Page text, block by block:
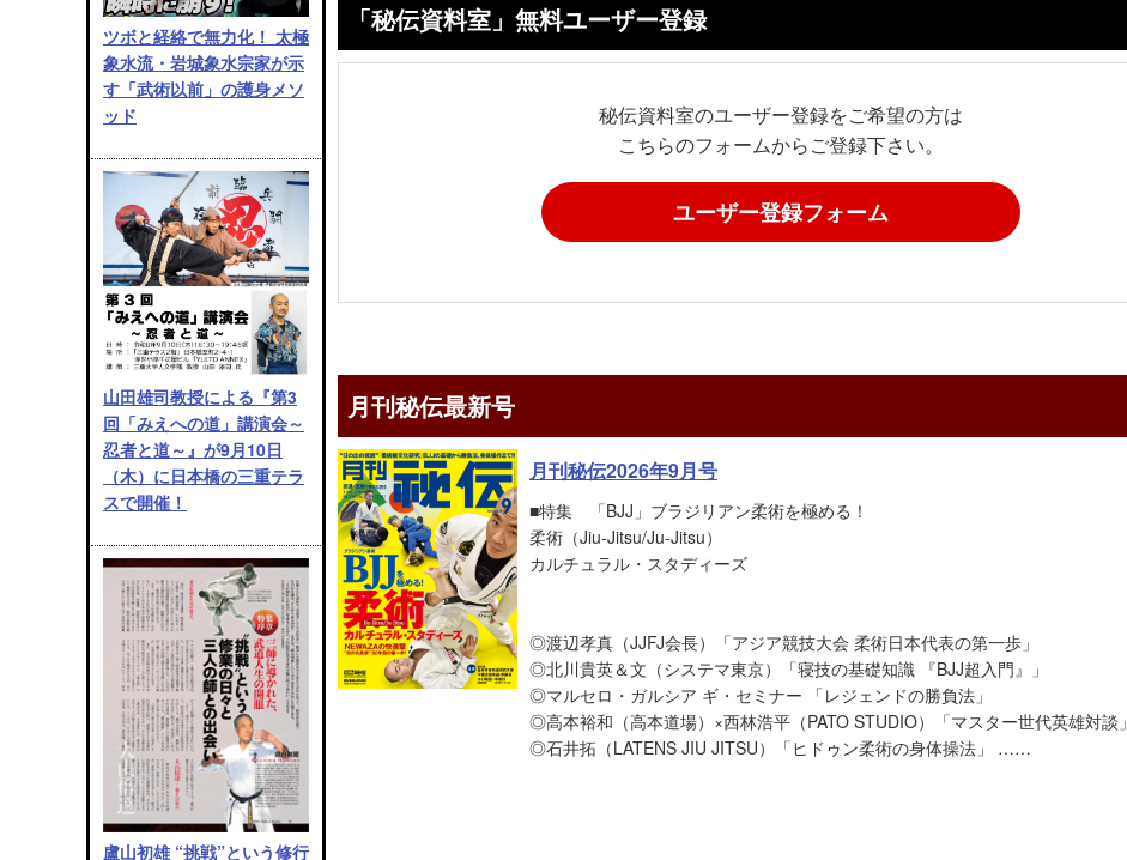
ツボと経絡で無力化！ 太極
象水流・岩城象水宗家が示
す「武術以前」の護身メソ
ッド
山田雄司教授による『第3
回「みえへの道」講演会～
忍者と道～』が9月10日
（木）に日本橋の三重テラ
スで開催！
盧山初雄 “挑戦”という修行
「秘伝資料室」無料ユーザー登録
秘伝資料室のユーザー登録をご希望の方は
こちらのフォームからご登録下さい。
ユーザー登録フォーム
月刊秘伝最新号
月刊秘伝2026年9月号
■特集 「BJJ」ブラジリアン柔術を極める！
柔術（Jiu-Jitsu/Ju-Jitsu）
カルチュラル・スタディーズ
◎渡辺孝真（JJFJ会長）「アジア競技大会 柔術日本代表の第一歩」
◎北川貴英＆文（システマ東京）「寝技の基礎知識 『BJJ超入門』」
◎マルセロ・ガルシア ギ・セミナー 「レジェンドの勝負法」
◎高本裕和（高本道場）×西林浩平（PATO STUDIO）「マスター世代英雄対談」
◎石井拓（LATENS JIU JITSU）「ヒドゥン柔術の身体操法」 ……